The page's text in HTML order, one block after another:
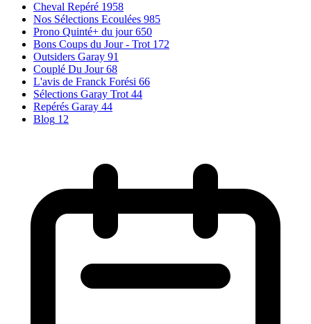
Cheval Repéré 1958
Nos Sélections Ecoulées 985
Prono Quinté+ du jour 650
Bons Coups du Jour - Trot 172
Outsiders Garay 91
Couplé Du Jour 68
L'avis de Franck Forési 66
Sélections Garay Trot 44
Repérés Garay 44
Blog 12